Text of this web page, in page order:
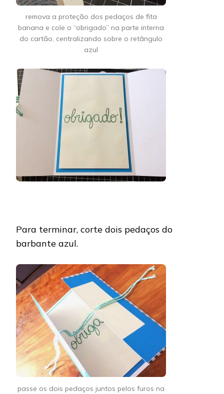
remova a proteção dos pedaços de fita
banana e cole o “obrigado” na parte interna
do cartão, centralizando sobre o retângulo
azul
Para terminar, corte dois pedaços do
barbante azul.
passe os dois pedaços juntos pelos furos na